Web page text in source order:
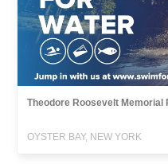
Theodore Roosevelt Memorial
OYSTER BAY, NEW YORK